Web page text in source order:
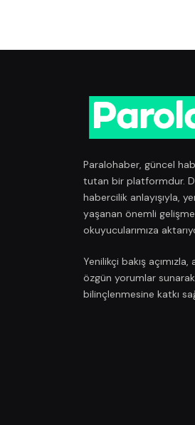
Paralohaber, güncel
tutan bir platformdur.
habercilik anlayışıyla,
yaşanan önemli
okuyucularımıza
Yenilikçi bakış
özgün yorumlar
bilinçlenmesine katkı